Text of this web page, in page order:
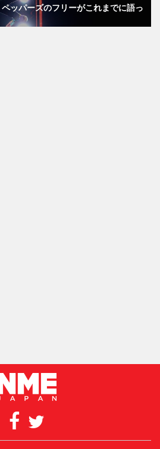
ッパーズのフリーがこれまでに語っ